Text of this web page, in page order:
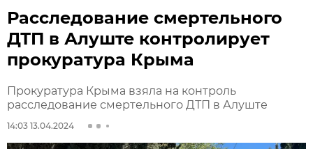
Расследование смертельного
ДТП в Алуште контролирует
прокуратура Крыма
Прокуратура Крыма взяла на контроль
расследование смертельного ДТП в Алуште
14:03 13.04.2024